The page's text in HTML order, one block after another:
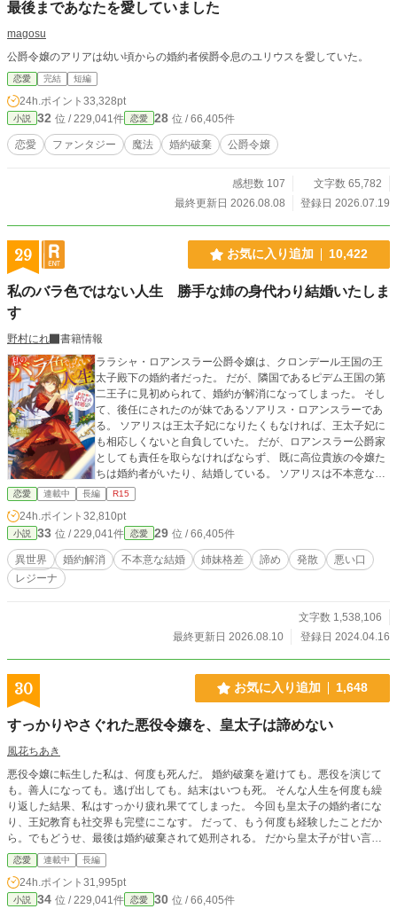
最後まであなたを愛していました
magosu
公爵令嬢のアリアは幼い頃からの婚約者侯爵令息のユリウスを愛していた。
恋愛 完結 短編
24h.ポイント 33,328pt
小説 32 位 / 229,041件 恋愛 28 位 / 66,405件
恋愛 ファンタジー 魔法 婚約破棄 公爵令嬢
感想数 107
文字数 65,782
最終更新日 2026.08.08
登録日 2026.07.19
29 お気に入り追加 10,422
私のバラ色ではない人生 勝手な姉の身代わり結婚いたしま
す
野村にれ
書籍情報
ララシャ・ロアンスラー公爵令嬢は、クロンデール王国の王
太子殿下の婚約者だった。 だが、隣国であるピデム王国の第
二王子に見初められて、婚約が解消になってしまった。 そし
て、後任にされたのが妹であるソアリス・ロアンスラーであ
る。 ソアリスは王太子妃になりたくもなければ、王太子妃に
も相応しくないと自負していた。 だが、ロアンスラー公爵家
としても責任を取らなければならず、 既に高位貴族の令嬢た
ちは婚約者がいたり、結婚している。 ソアリスは不本意なが
らも嫁ぐことになってしまう。
恋愛 連載中 長編 R15
24h.ポイント 32,810pt
小説 33 位 / 229,041件 恋愛 29 位 / 66,405件
異世界 婚約解消 不本意な結婚 姉妹格差 諦め 発散
悪い口
レジーナ
文字数 1,538,106
最終更新日 2026.08.10
登録日 2024.04.16
30 お気に入り追加 1,648
すっかりやさぐれた悪役令嬢を、皇太子は諦めない
風花ちあき
悪役令嬢に転生した私は、何度も死んだ。 婚約破棄を避けても。悪役を演じて
も。善人になっても。逃げ出しても。結末はいつも死。 そんな人生を何度も繰
り返した結果、私はすっかり疲れ果ててしまった。 今回も皇太子の婚約者にな
り、王妃教育も社交界も完璧にこなす。 だって、もう何度も経験したことだか
ら。でもどうせ、最後は婚約破棄されて処刑される。 だから皇太子が甘い言葉
を囁いても、「よくもまあ、そんな歯の浮く台詞が言えますね」としか思えな
い。 婚約解消してくれれば、田舎で余生を過ごせるのに――。 ところが、今回
はなぜか皇太子がヒロインではなく私ばかり追いかけてきて……？ 何度も処刑
されたせいで人生に疲れ切った悪役令嬢と、少し失敗しながらも、彼女を手放そ
恋愛 連載中 長編
24h.ポイント 31,995pt
小説 34 位 / 229,041件 恋愛 30 位 / 66,405件